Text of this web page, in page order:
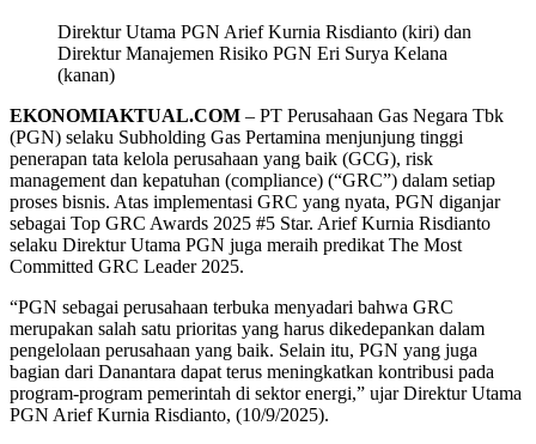
Direktur Utama PGN Arief Kurnia Risdianto (kiri) dan
Direktur Manajemen Risiko PGN Eri Surya Kelana
(kanan)
EKONOMIAKTUAL.COM – PT Perusahaan Gas Negara Tbk
(PGN) selaku Subholding Gas Pertamina menjunjung tinggi
penerapan tata kelola perusahaan yang baik (GCG), risk
management dan kepatuhan (compliance) (“GRC”) dalam setiap
proses bisnis. Atas implementasi GRC yang nyata, PGN diganjar
sebagai Top GRC Awards 2025 #5 Star. Arief Kurnia Risdianto
selaku Direktur Utama PGN juga meraih predikat The Most
Committed GRC Leader 2025.
“PGN sebagai perusahaan terbuka menyadari bahwa GRC
merupakan salah satu prioritas yang harus dikedepankan dalam
pengelolaan perusahaan yang baik. Selain itu, PGN yang juga
bagian dari Danantara dapat terus meningkatkan kontribusi pada
program-program pemerintah di sektor energi,” ujar Direktur Utama
PGN Arief Kurnia Risdianto, (10/9/2025).